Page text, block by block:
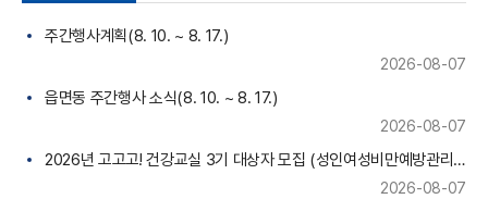
주간행사계획(8. 10. ~ 8. 17.)
2026-08-07
읍면동 주간행사 소식(8. 10. ~ 8. 17.)
2026-08-07
2026년 고고고! 건강교실 3기 대상자 모집 (성인여성비만예방관리 프로그램)
2026-08-07